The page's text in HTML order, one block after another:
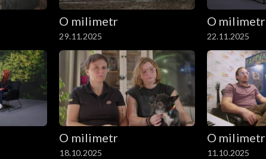
O milimetr
29.11.2025
O milimetr
22.11.2025
O milimetr
18.10.2025
O milimetr
11.10.2025